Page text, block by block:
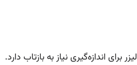
لیزر برای اندازه‌گیری نیاز به بازتاب دارد.